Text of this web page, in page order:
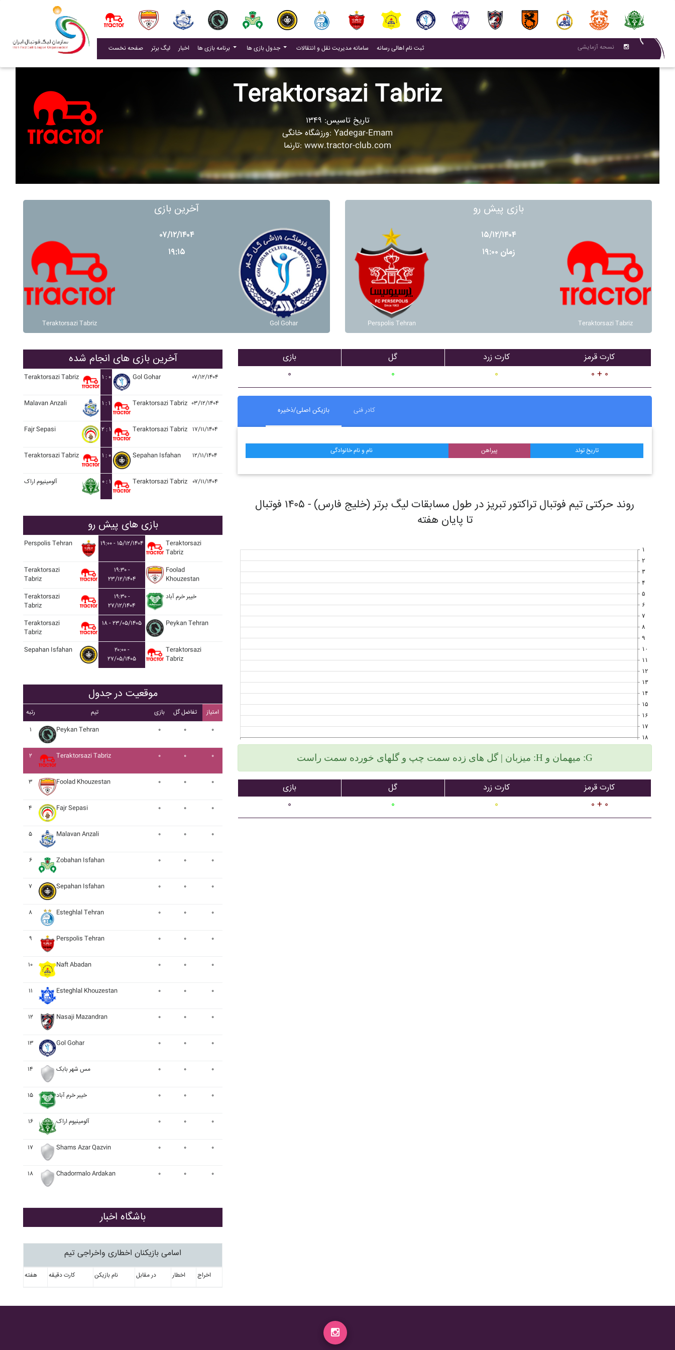
صفحه نخست لیگ برتر اخبار(current) برنامه بازی ها جدول بازی ها سامانه مدیریت نقل و انتقالات (current)
ثبت نام اهالی رسانه(current) نسحه آزمایشی
Teraktorsazi Tabriz
تاریخ تاسیس: ۱۳۴۹
ورزشگاه خانگی: Yadegar-Emam
تارنما: www.tractor-club.com
آخرین بازی
Teraktorsazi Tabriz
۰۷/۱۲/۱۴۰۴
۱۹:۱۵
Gol Gohar
بازی پیش رو
Perspolis Tehran
۱۵/۱۲/۱۴۰۴
زمان ۱۹:۰۰
Teraktorsazi Tabriz
آخرین بازی های انجام شده
Teraktorsazi Tabriz ۱ : ۰ Gol Gohar ۰۷/۱۲/۱۴۰۴
Malavan Anzali ۱ : ۱ Teraktorsazi Tabriz ۰۳/۱۲/۱۴۰۴
Fajr Sepasi ۲ : ۱ Teraktorsazi Tabriz ۱۷/۱۱/۱۴۰۴
Teraktorsazi Tabriz ۱ : ۰ Sepahan Isfahan ۱۲/۱۱/۱۴۰۴
آلومينيوم اراک ۰ : ۱ Teraktorsazi Tabriz ۰۷/۱۱/۱۴۰۴
بازی های پیش رو
Perspolis Tehran ۱۹:۰۰ - ۱۵/۱۲/۱۴۰۴
Teraktorsazi
Tabriz
Teraktorsazi
Tabriz
۱۹:۳۰ -
۲۳/۱۲/۱۴۰۴
Foolad
Khouzestan
Teraktorsazi
Tabriz
۱۹:۳۰ -
۲۷/۱۲/۱۴۰۴
خيبر خرم آباد
Teraktorsazi
Tabriz
۱۸ - ۲۳/۰۵/۱۴۰۵ Peykan Tehran
Sepahan Isfahan
۲۰:۰۰ -
۲۷/۰۵/۱۴۰۵
Teraktorsazi
Tabriz
موقعیت در جدول
رتبه تیم بازی تفاضل گل
امتیاز
۱
Peykan Tehran ۰ ۰ ۰
۲ Teraktorsazi Tabriz ۰ ۰ ۰
۳ Foolad Khouzestan ۰ ۰ ۰
۴ Fajr Sepasi ۰ ۰ ۰
۵ Malavan Anzali ۰ ۰ ۰
۶ Zobahan Isfahan ۰ ۰ ۰
۷ Sepahan Isfahan ۰ ۰ ۰
۸ Esteghlal Tehran ۰ ۰ ۰
۹ Perspolis Tehran ۰ ۰ ۰
۱۰ Naft Abadan ۰ ۰ ۰
۱۱ Esteghlal Khouzestan ۰ ۰ ۰
۱۲ Nasaji Mazandran ۰ ۰ ۰
۱۳ Gol Gohar ۰ ۰ ۰
۱۴ مس شهر بابک ۰ ۰ ۰
۱۵ خيبر خرم آباد ۰ ۰ ۰
۱۶ آلومينيوم اراک ۰ ۰ ۰
۱۷ Shams Azar Qazvin ۰ ۰ ۰
۱۸ Chadormalo Ardakan ۰ ۰ ۰
باشگاه اخبار
اسامی بازیکنان اخطاری واخراجی تیم
هفته کارت دقیقه نام بازیکن در مقابل اخطار اخراج
بازی
۰
گل
۰
کارت زرد
۰
کارت قرمز
۰ + ۰
بازیکن اصلی/ذخیره کادر فنی
نام و نام خانوادگی پیراهن تاریخ تولد
روند حرکتی تیم فوتبال تراکتور تبریز در طول مسابقات ليگ برتر (خليج فارس) - ۱۴۰۵ فوتبال
تا پایان هفته
۱
۲
۳
۴
۵
۶
۷
۸
۹
۱۰
۱۱
۱۲
۱۳
۱۴
۱۵
۱۶
۱۷
۱۸
میزبان | گل های زده سمت چپ و گلهای خورده سمت راست :H میهمان و :G
بازی
۰
گل
۰
کارت زرد
۰
کارت قرمز
۰ + ۰